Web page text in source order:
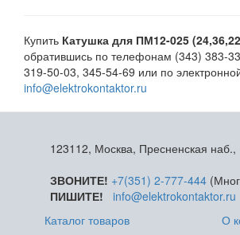
Купить Катушка для ПМ12-025
обратившись по телефонам (343) 383-
319-50-03, 345-54-69 или по
info@elektrokontaktor.ru
123112, Москва, Пресненская наб.,
ЗВОНИТЕ! +7(351) 2-777-444
ПИШИТЕ!
info@elektrokontaktor.ru
Каталог товаров
О